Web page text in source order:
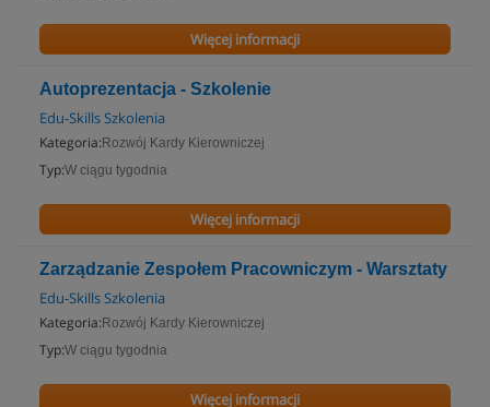
Więcej informacji
Autoprezentacja - Szkolenie
Edu-Skills Szkolenia
Kategoria: Rozwój Kardy Kierowniczej
Typ:W ciągu tygodnia
Więcej informacji
Zarządzanie Zespołem Pracowniczym - Warsztaty
Edu-Skills Szkolenia
Kategoria: Rozwój Kardy Kierowniczej
Typ:W ciągu tygodnia
Więcej informacji